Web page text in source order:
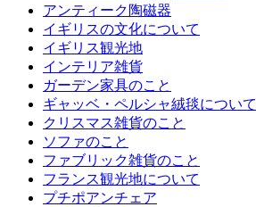
アンティーク陶磁器
イギリスの文化について
イギリス観光地
インテリア雑貨
ガーデン家具のこと
ギャッベ・ペルシャ絨毯について
クリスマス雑貨のこと
ソファのこと
ファブリック雑貨のこと
フランス観光地について
プチポアンチェア